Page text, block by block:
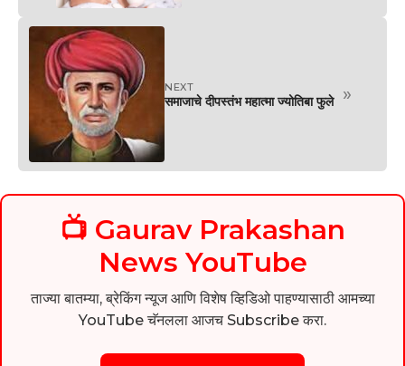
NEXT
समाजाचे दीपस्तंभ महात्मा ज्योतिबा फुले »
📺 Gaurav Prakashan
News YouTube
ताज्या बातम्या, ब्रेकिंग न्यूज आणि विशेष व्हिडिओ पाहण्यासाठी आमच्या
YouTube चॅनलला आजच Subscribe करा.